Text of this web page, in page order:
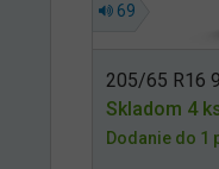
69
205/65 R16
Skladom 4
Dodanie do 1